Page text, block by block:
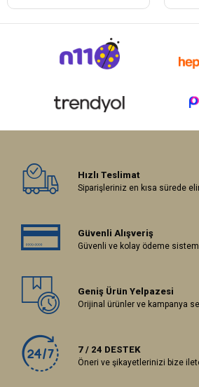
Hızlı Teslimat
Siparişleriniz en kısa sürede
Güvenli Alışveriş
Güvenli ve kolay ödeme
Geniş Ürün Yelpazesi
Orijinal ürünler ve kampanya
7 / 24 DESTEK
Öneri ve şikayetlerinizi bize